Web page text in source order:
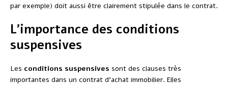
par exemple) doit aussi être clairement stipulée dans le contrat.
L’importance des conditions
suspensives
Les conditions suspensives sont des clauses très
importantes dans un contrat d’achat immobilier. Elles